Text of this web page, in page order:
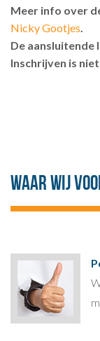
Meer info over
Nicky Gootjes.
De aansluitende
Inschrijven is
Waar wij